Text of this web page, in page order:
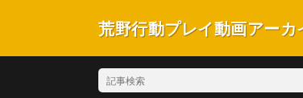
荒野行動プレイ動画アーカ